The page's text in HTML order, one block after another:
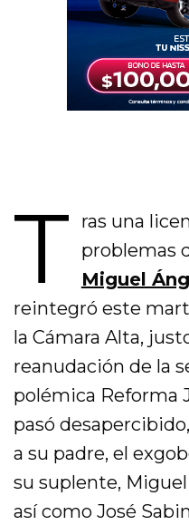
T
ras una
problemas
Miguel
reintegró este
la Cámara Alta,
reanudación de la
polémica Reforma
pasó
a su padre, el
su suplente,
así como José